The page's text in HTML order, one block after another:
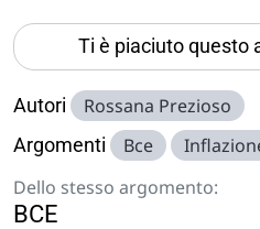
Ti è piaciuto questo
Autori Rossana Prezioso
Argomenti Bce
Dello stesso argomento:
BCE